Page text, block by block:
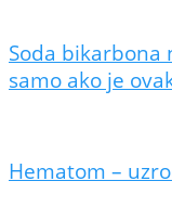
Soda bikarbona
samo ako je
Hematom –